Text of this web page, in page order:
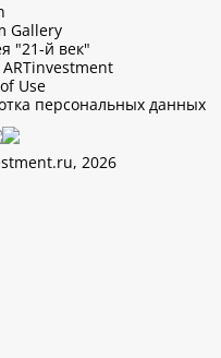
Gallery
"21-й век"
Use
персональных данных
2026